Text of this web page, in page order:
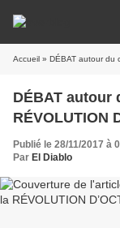
Accueil » DÉBAT autour du
DÉBAT autour
RÉVOLUTION
Publié le 28/11/2017 à
Par El Diablo